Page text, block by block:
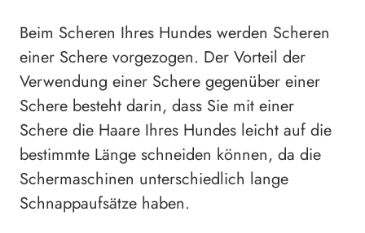
Beim Scheren Ihres Hundes werden Scheren
einer Schere vorgezogen. Der Vorteil der
Verwendung einer Schere gegenüber einer
Schere besteht darin, dass Sie mit einer
Schere die Haare Ihres Hundes leicht auf die
bestimmte Länge schneiden können, da die
Schermaschinen unterschiedlich lange
Schnappaufsätze haben.